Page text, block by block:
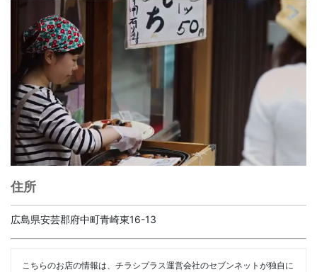
住所
広島県安芸郡府中町青崎東16-13
こちらのお店の情報は、チラシプラス運営会社のセブンネットが独自に